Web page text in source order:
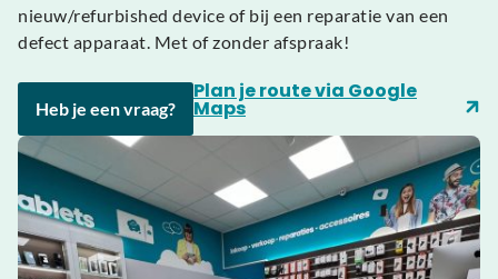
nieuw/refurbished device of bij een reparatie van een
defect apparaat. Met of zonder afspraak!
Heb je een vraag?
Plan je route via Google
Maps